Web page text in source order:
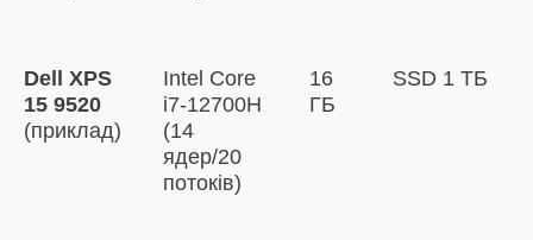
Dell XPS
15 9520
(приклад)
Intel Core
i7-12700H
(14
ядер/20
потоків)
16
ГБ
SSD 1 ТБ